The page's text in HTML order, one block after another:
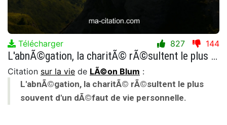
Télécharger 827 144
L'abnÃ©gation, la charitÃ© rÃ©sultent le plus souvent d'un dÃ©faut de vie personnelle.
Citation sur la vie de LÃ©on Blum :
L'abnÃ©gation, la charitÃ© rÃ©sultent le plus
souvent d'un dÃ©faut de vie personnelle.